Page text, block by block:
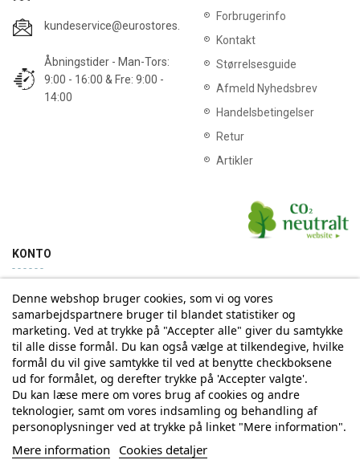
kundeservice@eurostores.dk
Åbningstider - Man-Tors:
9:00 - 16:00 & Fre: 9:00 -
14:00
Forbrugerinfo
Kontakt
Størrelsesguide
Afmeld Nyhedsbrev
Handelsbetingelser
Retur
Artikler
KONTO
Min konto Ordrehistorik
Tilmelding til Nyhedsbrev
Vi deler aldrig din email-adresse med tredjepart
Tilmeld
Denne webshop bruger cookies, som vi og vores
samarbejdspartnere bruger til blandet statistiker og
marketing. Ved at trykke på "Accepter alle" giver du samtykke
til alle disse formål. Du kan også vælge at tilkendegive, hvilke
formål du vil give samtykke til ved at benytte checkboksene
ud for formålet, og derefter trykke på 'Accepter valgte'.
Du kan læse mere om vores brug af cookies og andre
teknologier, samt om vores indsamling og behandling af
personoplysninger ved at trykke på linket "Mere information".
Mere information Cookies detaljer